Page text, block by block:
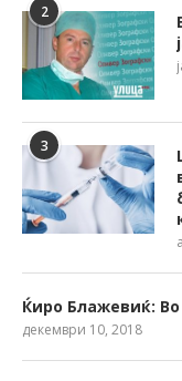
2
3
Ќиро Блажевиќ:
декември 10, 2018